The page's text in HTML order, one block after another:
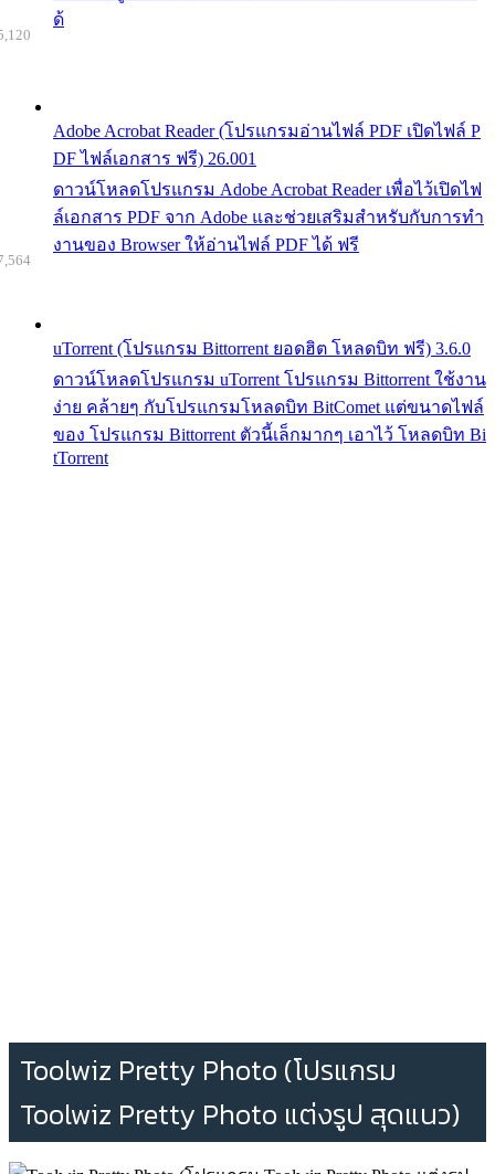
ด้
Adobe Acrobat Reader (โปรแกรมอ่านไฟล์ PDF เปิดไฟล์ P
DF ไฟล์เอกสาร ฟรี) 26.001
ดาวน์โหลดโปรแกรม Adobe Acrobat Reader เพื่อไว้เปิดไฟ
ล์เอกสาร PDF จาก Adobe และช่วยเสริมสำหรับกับการทำ
งานของ Browser ให้อ่านไฟล์ PDF ได้ ฟรี
uTorrent (โปรแกรม Bittorrent ยอดฮิต โหลดบิท ฟรี) 3.6.0
ดาวน์โหลดโปรแกรม uTorrent โปรแกรม Bittorrent ใช้งาน
ง่าย คล้ายๆ กับโปรแกรมโหลดบิท BitComet แต่ขนาดไฟล์
ของ โปรแกรม Bittorrent ตัวนี้เล็กมากๆ เอาไว้ โหลดบิท Bi
tTorrent
Toolwiz Pretty Photo (โปรแกรม
Toolwiz Pretty Photo แต่งรูป สุดแนว)